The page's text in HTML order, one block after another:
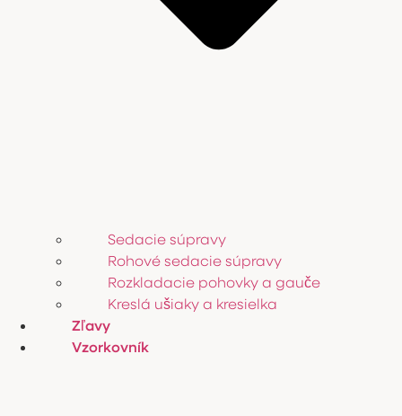
Sedacie súpravy
Rohové sedacie súpravy
Rozkladacie pohovky a gauče
Kreslá ušiaky a kresielka
Zľavy
Vzorkovník